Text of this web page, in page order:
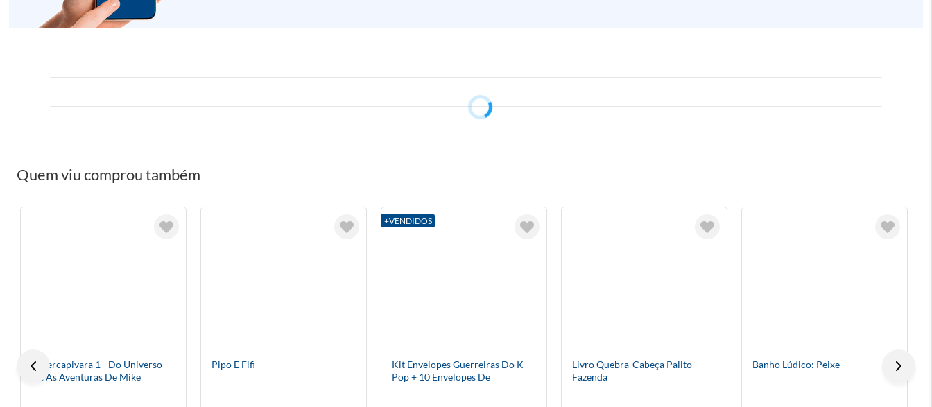
Quem viu comprou também
Supercapivara 1 - Do Universo
De As Aventuras De Mike
Pipo E Fifi
+VENDIDOS
Kit Envelopes Guerreiras Do K
Pop + 10 Envelopes De
Livro Quebra-Cabeça Palito -
Fazenda
Banho Lúdico: Peixe